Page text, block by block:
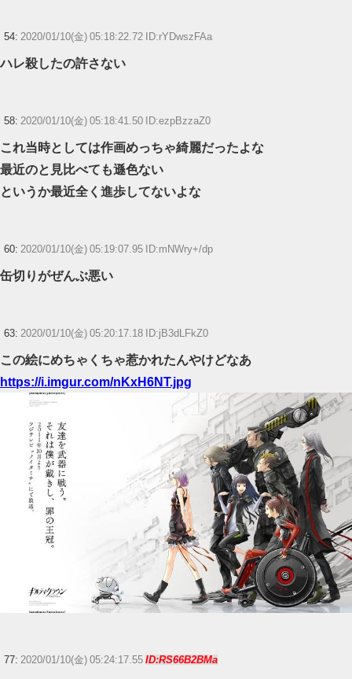
54: 2020/01/10(金) 05:18:22.72 ID:rYDwszFAa
ハレ殺したの許さない
58: 2020/01/10(金) 05:18:41.50 ID:ezpBzzaZ0
これ当時としては作画めっちゃ綺麗だったよな
最近のと見比べても遜色ない
というか最近全く進歩してないよな
60: 2020/01/10(金) 05:19:07.95 ID:mNWry+/dp
缶切りがぜんぶ悪い
63: 2020/01/10(金) 05:20:17.18 ID:jB3dLFkZ0
この絵にめちゃくちゃ惹かれたんやけどなあ
https://i.imgur.com/nKxH6NT.jpg
77: 2020/01/10(金) 05:24:17.55 ID:RS66B2BMa